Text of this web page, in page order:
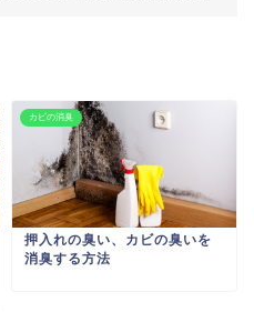
カビの消臭
押入れの臭い、カビの臭いを
消臭する方法